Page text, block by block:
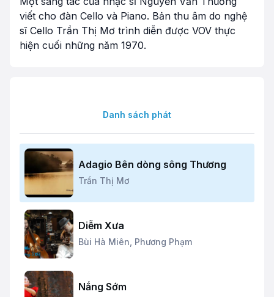
viết cho đàn Cello và Piano. Bản thu âm do nghệ
sĩ Cello Trần Thị Mơ trình diễn được VOV thực
hiện cuối những năm 1970.
Danh sách phát
Adagio Bên dòng sông Thương
Trần Thị Mơ
Diễm Xưa
Bùi Hà Miên, Phương Phạm
Nắng Sớm